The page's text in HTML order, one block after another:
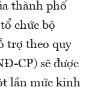
thành phố
chức bộ
trợ theo quy
CP) sẽ được
lần mức kinh